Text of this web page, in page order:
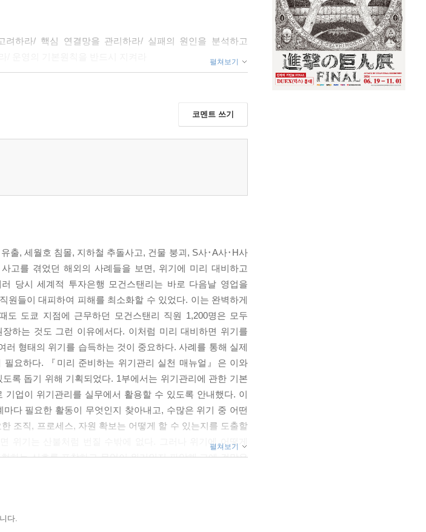
하라/ 핵심 연결망을 관리하라/ 실패의 원인을 분석하고
계획 수정
펼쳐보기
코멘트 쓰기
출, 세월호 침몰, 지하철 추돌사고, 건물 붕괴, S사･A사･H사
고를 겪었던 해외의 사례들을 보면, 위기에 미리 대비하고
당시 세계적 투자은행 모건스탠리는 바로 다음날 영업을
원들이 대피하여 피해를 최소화할 수 있었다. 이는 완벽하게
도 도쿄 지점에 근무하던 모건스탠리 직원 1,200명은 모두
하는 것도 그런 이유에서다. 이처럼 미리 대비하면 위기를
형태의 위기를 습득하는 것이 중요하다. 사례를 통해 실제
요하다. 『미리 준비하는 위기관리 실천 매뉴얼』은 이와
록 돕기 위해 기획되었다. 1부에서는 위기관리에 관한 기본
업이 위기관리를 실무에서 활용할 수 있도록 안내했다. 이
다 필요한 활동이 무엇인지 찾아내고, 수많은 위기 중 어떤
조직, 프로세스, 자원 확보는 어떻게 할 수 있는지를 도출할
위기는 산불처럼 번질 수밖에 없다. 그러나 위기에 어떻게
하는 신호를 포착하고 무엇이 위기인지 파악해 그에 걸맞은
펼쳐보기
다.